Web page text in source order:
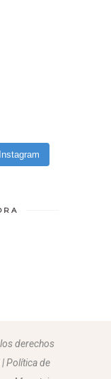
derechos
Política de